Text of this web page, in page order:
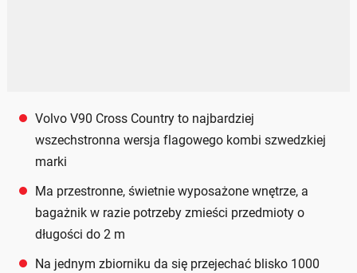
Volvo V90 Cross Country to najbardziej
wszechstronna wersja flagowego kombi szwedzkiej
marki
Ma przestronne, świetnie wyposażone wnętrze, a
bagażnik w razie potrzeby zmieści przedmioty o
długości do 2 m
Na jednym zbiorniku da się przejechać blisko 1000